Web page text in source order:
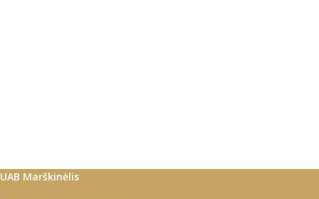
UAB Marškinėlis